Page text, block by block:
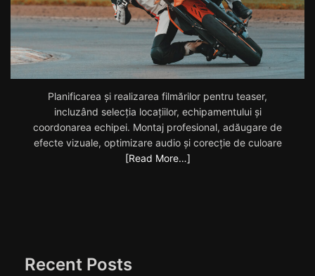
Planificarea și realizarea filmărilor pentru teaser,
incluzând selecția locațiilor, echipamentului și
coordonarea echipei. Montaj profesional, adăugare de
efecte vizuale, optimizare audio și corecție de culoare
[Read More…]
Recent Posts